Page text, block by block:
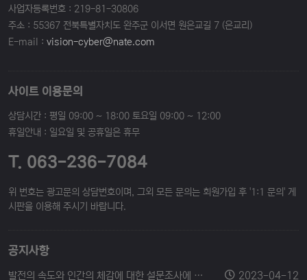
사업자등록번호 : 219-81-30806
주소 : 55367 전북특별자치도 완주군 이서면 원은교길 7 (은교리)
E-mail : vision-cyber@nate.com
사이트 이용문의
상담시간 : 평일 09:00 ~ 18:00 토요일 09:00 ~ 12:00
휴일안내 : 일요일 및 공휴일은 휴무
T. 063-236-7084
위 번호는 광고문의 상담번호이며, 그외 모든 문의는 회원가입 후 '1:1 문의' 게
시판을 이용해 주시기 바랍니다.
공지사항
발전의 속도와 인간의 체감에 대한 설문조사에 참여해 주세요. 2023-04-12